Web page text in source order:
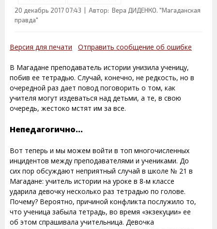
20 декабрь 2017 07:43
| Автор: Вера ДИДЕНКО. "Магаданская
правда"
Версия для печати Отправить сообщение об ошибке
В Магадане преподаватель истории унизила ученицу,
побив ее тетрадью. Случай, конечно, не редкость, но в
очередной раз дает повод поговорить о том, как
учителя могут издеваться над детьми, а те, в свою
очередь, жестоко мстят им за все.
Непедагогично...
Вот теперь и мы можем войти в топ многочисленных
инцидентов между преподавателями и учениками. До
сих пор обсуждают неприятный случай в школе № 21 в
Магадане: учитель истории на уроке в 8-м классе
ударила девочку несколько раз тетрадью по голове.
Почему? Вероятно, причиной конфликта послужило то,
что ученица забыла тетрадь, во время «экзекуции» ее
об этом спрашивала учительница. Девочка